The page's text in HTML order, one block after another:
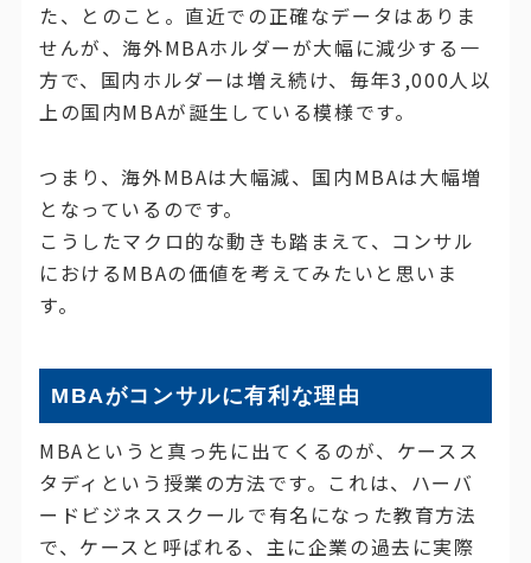
た、とのこと。直近での正確なデータはありま
せんが、海外MBAホルダーが大幅に減少する一
方で、国内ホルダーは増え続け、毎年3,000人以
上の国内MBAが誕生している模様です。
つまり、海外MBAは大幅減、国内MBAは大幅増
となっているのです。
こうしたマクロ的な動きも踏まえて、コンサル
におけるMBAの価値を考えてみたいと思いま
す。
MBAがコンサルに有利な理由
MBAというと真っ先に出てくるのが、ケースス
タディという授業の方法です。これは、ハーバ
ードビジネススクールで有名になった教育方法
で、ケースと呼ばれる、主に企業の過去に実際